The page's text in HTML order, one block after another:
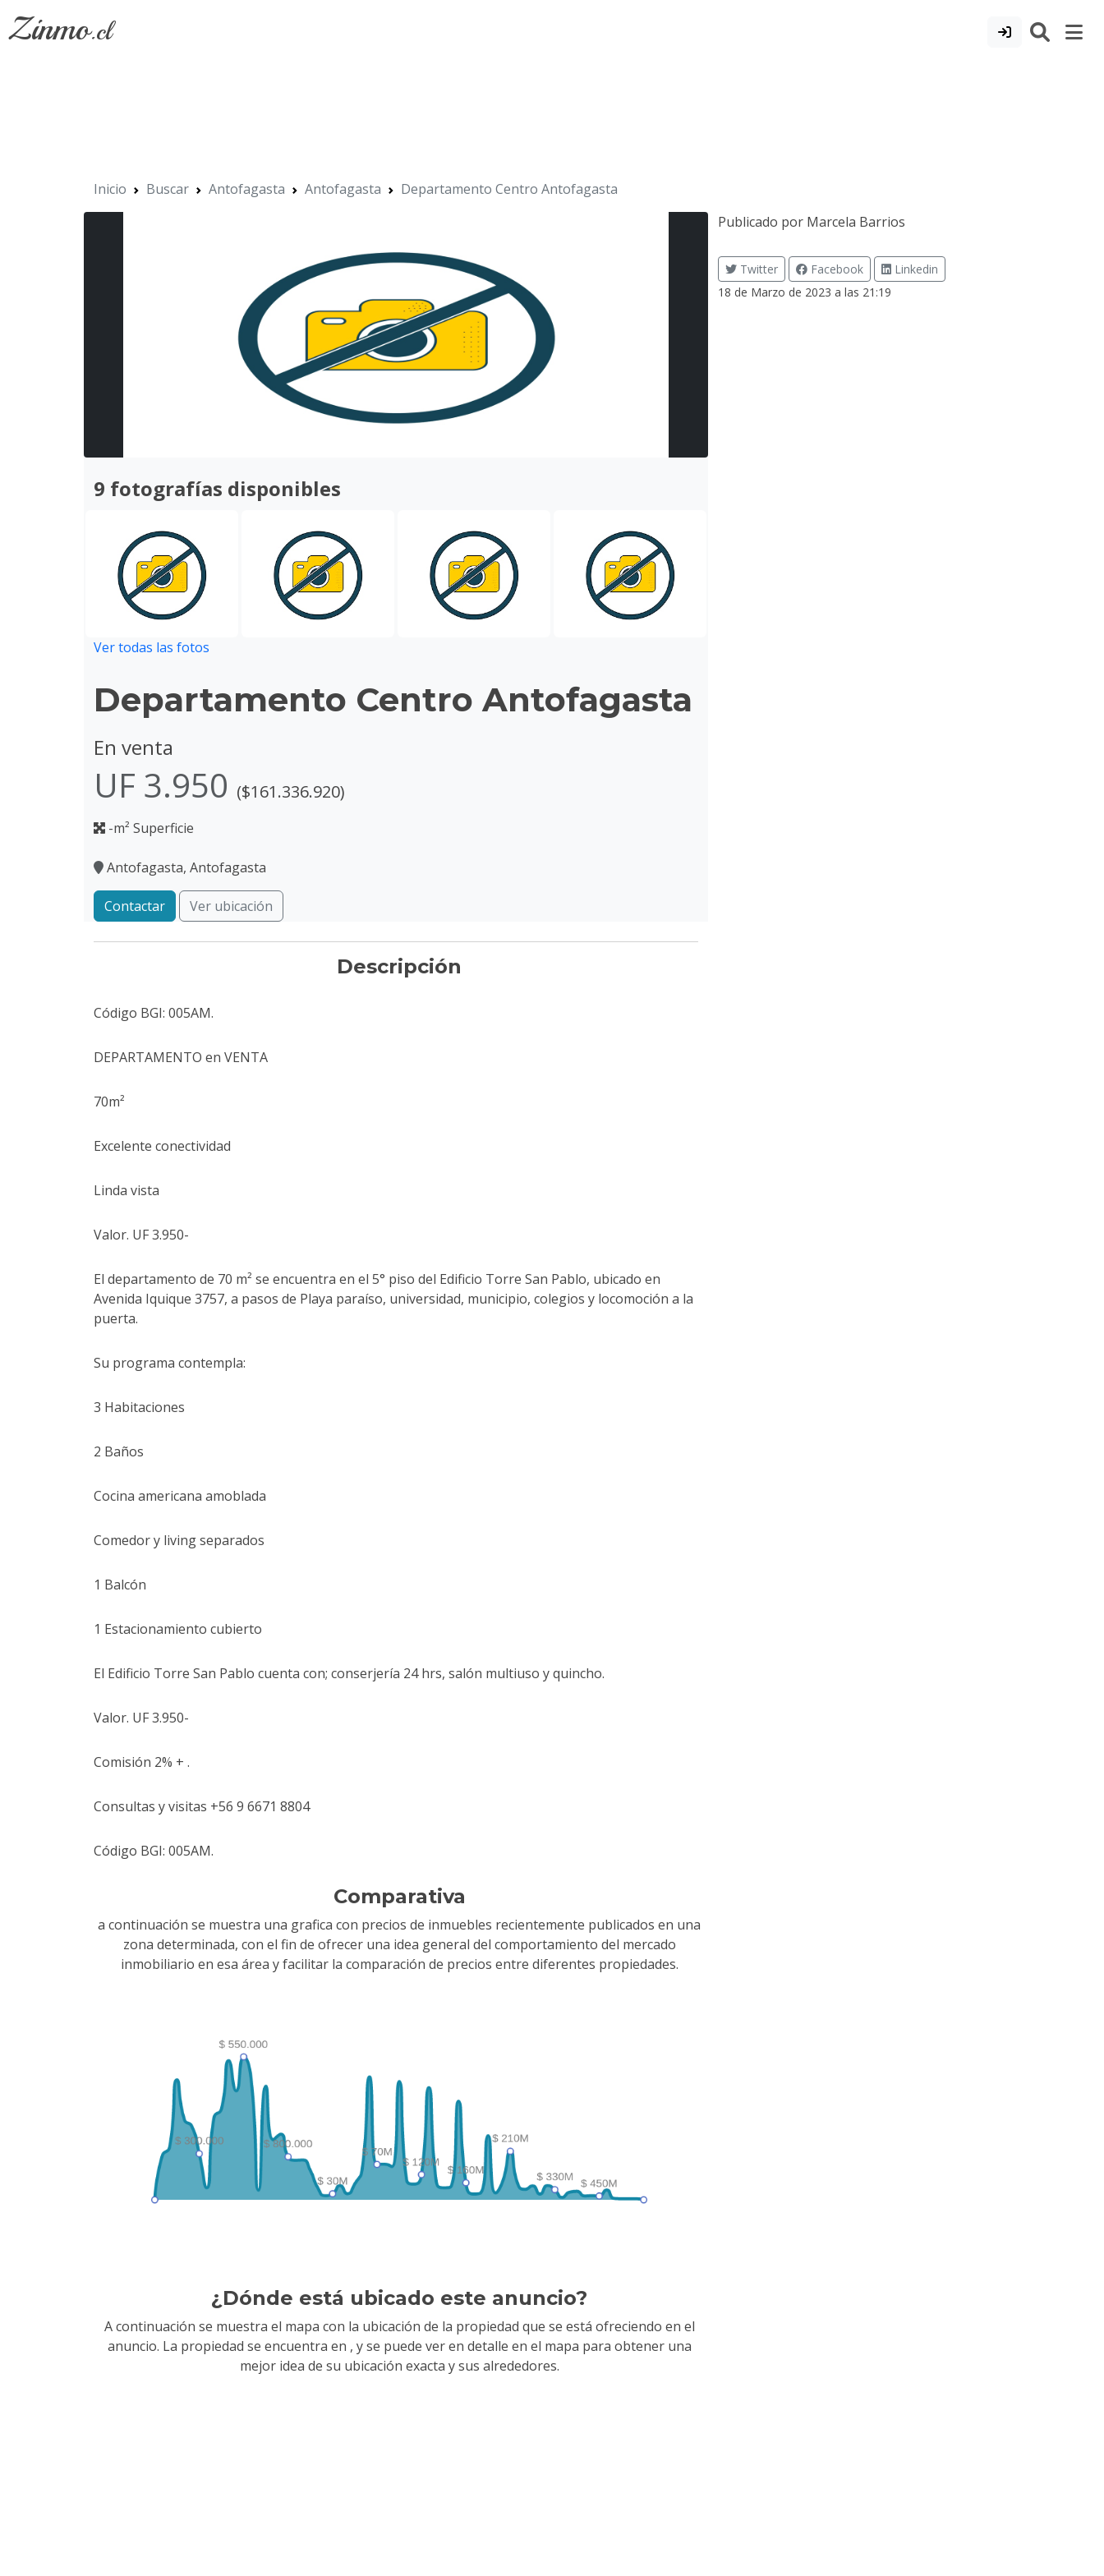
Zinmo.cl
Inicio Buscar Antofagasta Antofagasta Departamento Centro Antofagasta
9 fotografías disponibles
Ver todas las fotos
Departamento Centro Antofagasta
En venta
UF 3.950 ($161.336.920)
-m² Superficie
Antofagasta, Antofagasta
Contactar Ver ubicación
Publicado por Marcela Barrios
Twitter Facebook
Linkedin
18 de Marzo de 2023 a las 21:19
Descripción
Código BGI: 005AM.
DEPARTAMENTO en VENTA
70m²
Excelente conectividad
Linda vista
Valor. UF 3.950-
El departamento de 70 m² se encuentra en el 5° piso del Edificio Torre San Pablo, ubicado en
Avenida Iquique 3757, a pasos de Playa paraíso, universidad, municipio, colegios y locomoción a la
puerta.
Su programa contempla:
3 Habitaciones
2 Baños
Cocina americana amoblada
Comedor y living separados
1 Balcón
1 Estacionamiento cubierto
El Edificio Torre San Pablo cuenta con; conserjería 24 hrs, salón multiuso y quincho.
Valor. UF 3.950-
Comisión 2% + .
Consultas y visitas +56 9 6671 8804
Código BGI: 005AM.
Comparativa
a continuación se muestra una grafica con precios de inmuebles recientemente publicados en una
zona determinada, con el fin de ofrecer una idea general del comportamiento del mercado
inmobiliario en esa área y facilitar la comparación de precios entre diferentes propiedades.
¿Dónde está ubicado este anuncio?
A continuación se muestra el mapa con la ubicación de la propiedad que se está ofreciendo en el
anuncio. La propiedad se encuentra en , y se puede ver en detalle en el mapa para obtener una
mejor idea de su ubicación exacta y sus alrededores.